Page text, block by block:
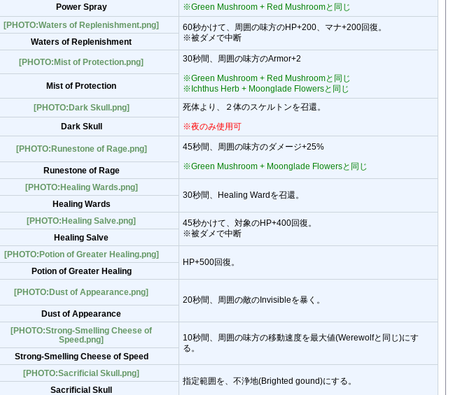
※Green Mushroom + Red Mushroomと同じ
Power Spray
[PHOTO:Waters of Replenishment.png]
60秒かけて、周囲の味方のHP+200、マナ+200回復。
※被ダメで中断
Waters of Replenishment
[PHOTO:Mist of Protection.png] 30秒間、周囲の味方のArmor+2
※Green Mushroom + Red Mushroomと同じ
※Ichthus Herb + Moonglade Flowersと同じ
Mist of Protection
[PHOTO:Dark Skull.png] 死体より、２体のスケルトンを召還。
※夜のみ使用可
Dark Skull
[PHOTO:Runestone of Rage.png] 45秒間、周囲の味方のダメージ+25%
※Green Mushroom + Moonglade Flowersと同じ
Runestone of Rage
[PHOTO:Healing Wards.png]
30秒間、Healing Wardを召還。
Healing Wards
[PHOTO:Healing Salve.png]
45秒かけて、対象のHP+400回復。
※被ダメで中断
Healing Salve
[PHOTO:Potion of Greater Healing.png]
HP+500回復。
Potion of Greater Healing
[PHOTO:Dust of Appearance.png]
20秒間、周囲の敵のInvisibleを暴く。
Dust of Appearance
[PHOTO:Strong-Smelling Cheese of
Speed.png]
10秒間、周囲の味方の移動速度を最大値(Werewolfと同じ)にす
る。
Strong-Smelling Cheese of Speed
[PHOTO:Sacrificial Skull.png]
指定範囲を、不浄地(Brighted gound)にする。
Sacrificial Skull